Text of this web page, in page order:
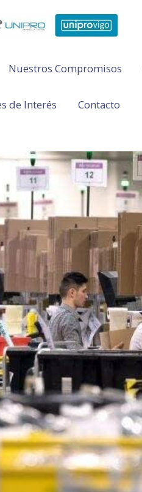
Nuestros Compromisos
de Interés Contacto